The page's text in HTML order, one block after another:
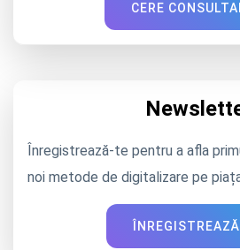
CERE
Înregistrează-te pentru a afla
noi metode de digitalizare pe